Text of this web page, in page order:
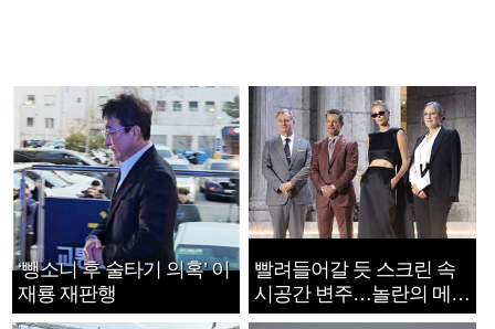
‘뺑소니 후 술타기 의혹’ 이
재룡 재판행
빨려들어갈 듯 스크린 속
시공간 변주…놀란의 메시
지는 ‘전쟁 속죄’